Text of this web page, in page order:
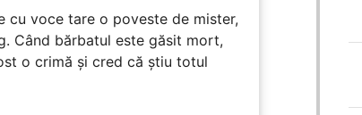
cu voce tare o poveste de mister,
Când bărbatul este găsit mort,
o crimă și cred că știu totul